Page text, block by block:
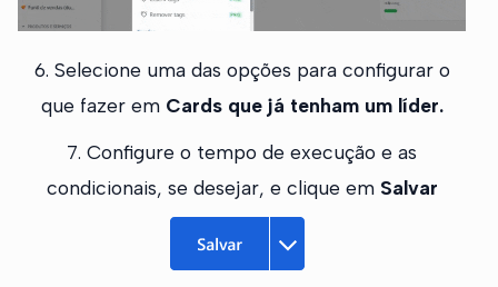
6. Selecione uma das opções para configurar o
que fazer em Cards que já tenham um líder.
7. Configure o tempo de execução e as
condicionais, se desejar, e clique em Salvar